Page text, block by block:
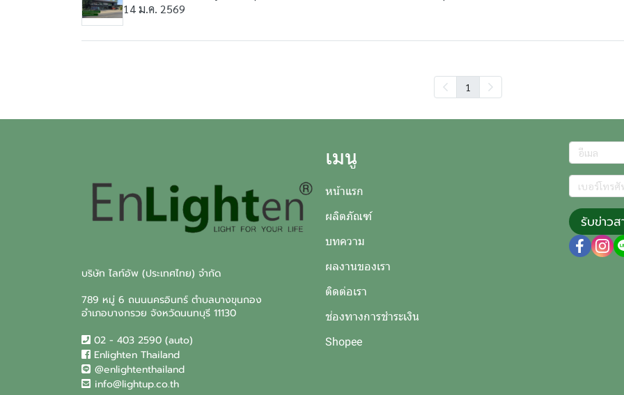
14 ม.ค. 2569
1
บริษัท ไลท์อัพ (ประเทศไทย) จำกัด
789 หมู่ 6 ถนนนครอินทร์ ตำบลบางขุนกอง
อำเภอบางกรวย จังหวัดนนทบุรี 11130
02 - 403 2590 (auto)
Enlighten Thailand
@enlightenthailand
info@lightup.co.th
เมนู
หน้าแรก
ผลิตภัณฑ์
บทความ
ผลงานของเรา
ติดต่อเรา
ช่องทางการชำระเงิน
Shopee
รับข่าวส